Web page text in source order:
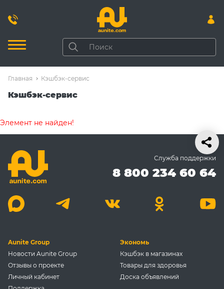
Главная Кэшбэк-сервис
Кэшбэк-сервис
Элемент не найден!
Служба поддержки
8 800 234 60 64
Aunite Group
Новости Aunite Group
Отзывы о проекте
Личный кабинет
Экономь
Кэшбэк в магазинах
Товары для здоровья
Доска объявлений